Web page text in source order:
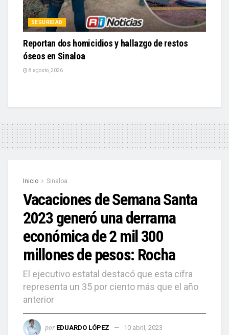
SEGURIDAD
Reportan dos homicidios y hallazgo de restos
óseos en Sinaloa
8 agosto, 2026
Inicio Sinaloa
Vacaciones de Semana Santa
2023 generó una derrama
económica de 2 mil 300
millones de pesos: Rocha
El ejecutivo estatal destacó que esta cifra
representa un 35 por ciento más que el año
anterior
por EDUARDO LÓPEZ 10 abril, 2023